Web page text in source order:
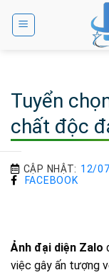
Tuyển
chất độc
CẬP NHẬT: 12/
FACEBOOK
Ảnh đại diện Zalo
việc gây ấn tượng